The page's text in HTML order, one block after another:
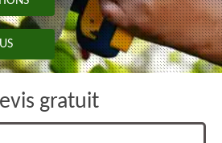
gratuit